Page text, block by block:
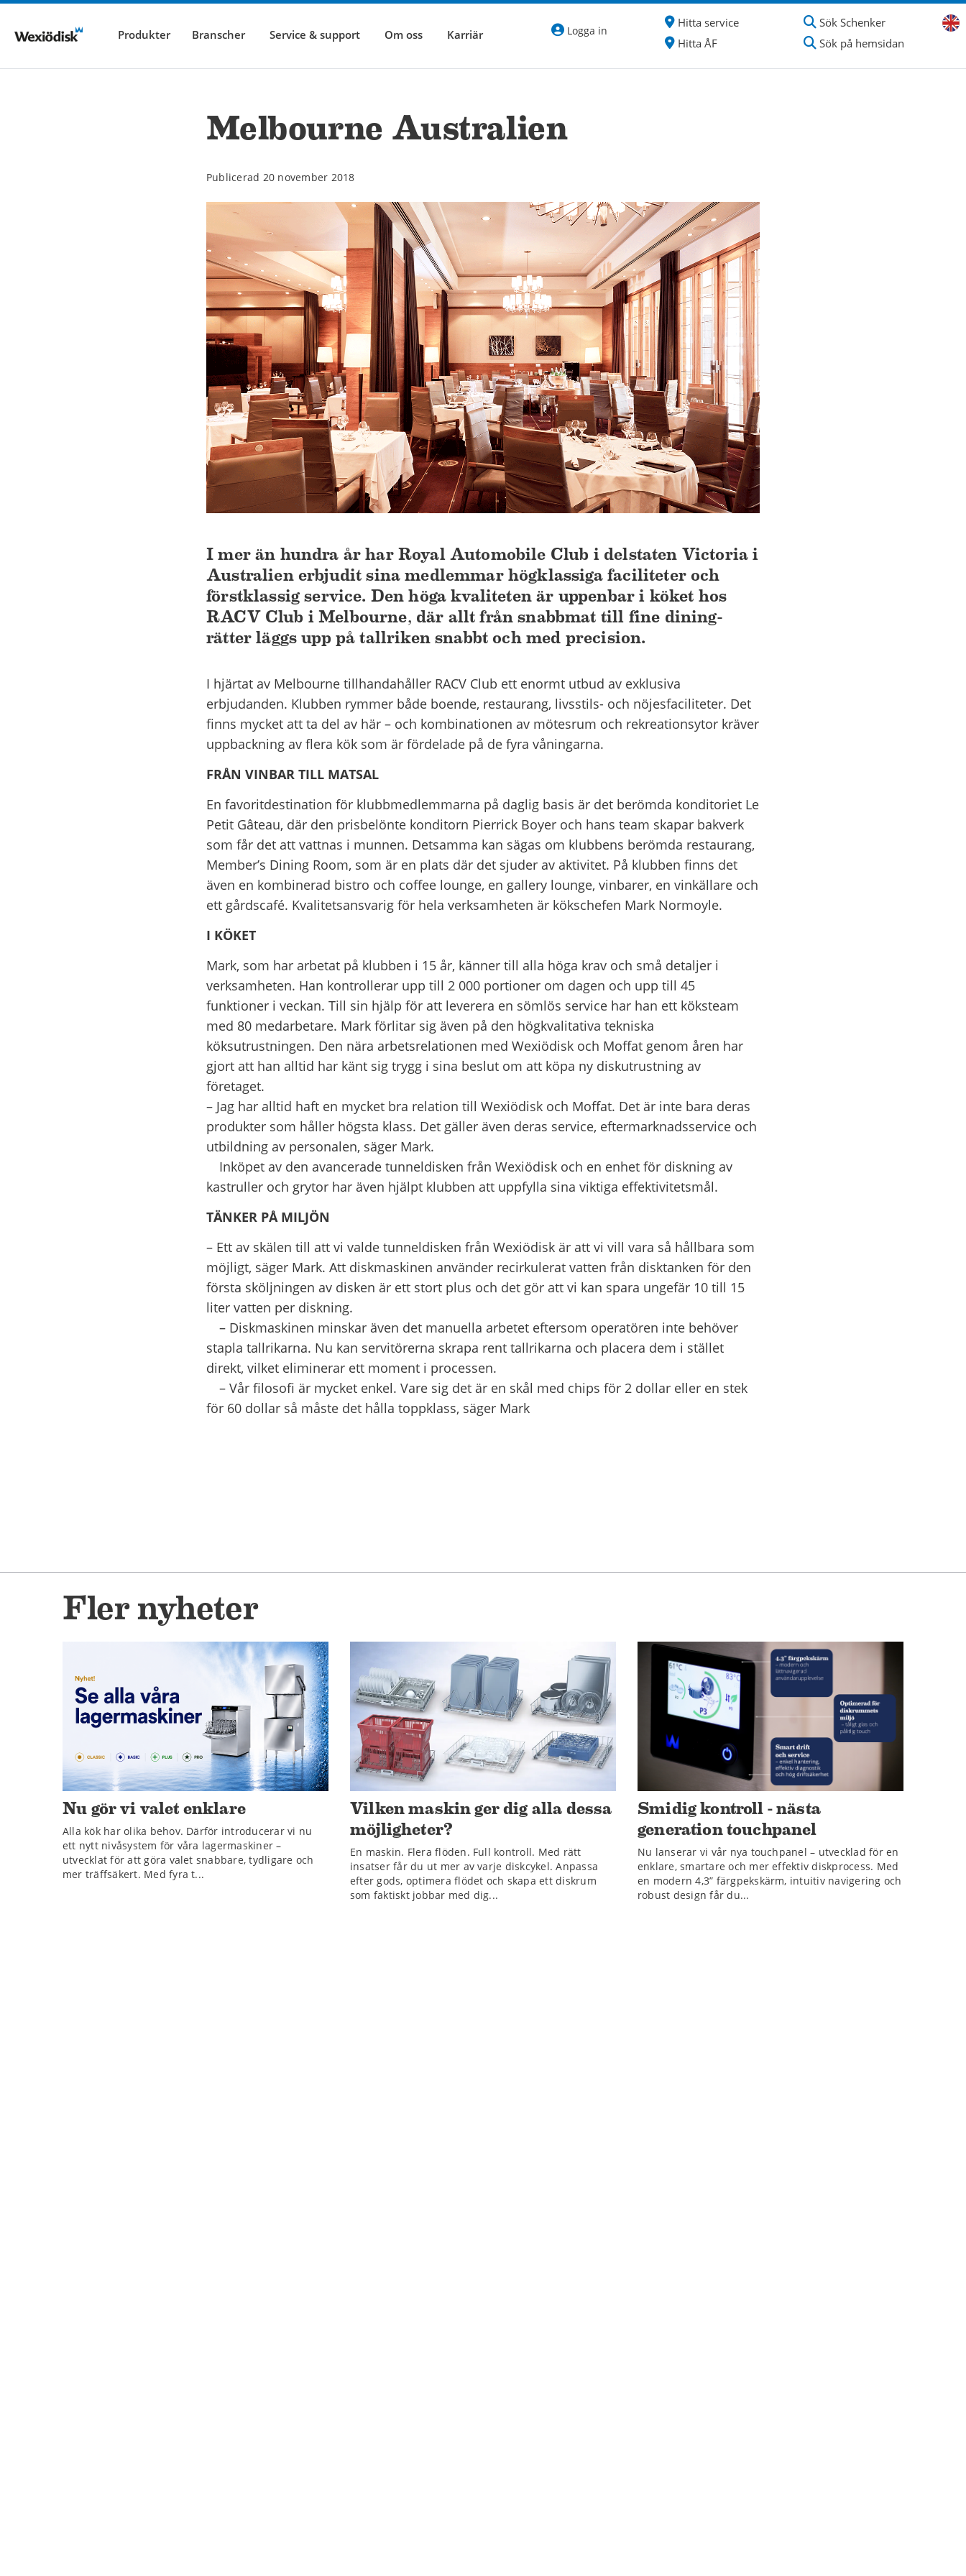
Produkter Branscher Service & support Om oss Karriär Logga in
Hitta service
Hitta ÅF
Sök Schenker
Sök på hemsidan
Melbourne Australien
Publicerad 20 november 2018
I mer än hundra år har Royal Automobile Club i delstaten Victoria i
Australien erbjudit sina medlemmar högklassiga faciliteter och
förstklassig service. Den höga kvaliteten är uppenbar i köket hos
RACV Club i Melbourne, där allt från snabbmat till fine dining-
rätter läggs upp på tallriken snabbt och med precision.
I hjärtat av Melbourne tillhandahåller RACV Club ett enormt utbud av exklusiva
erbjudanden. Klubben rymmer både boende, restaurang, livsstils- och nöjesfaciliteter. Det
finns mycket att ta del av här – och kombinationen av mötesrum och rekreationsytor kräver
uppbackning av flera kök som är fördelade på de fyra våningarna.
FRÅN VINBAR TILL MATSAL
En favoritdestination för klubbmedlemmarna på daglig basis är det berömda konditoriet Le
Petit Gâteau, där den prisbelönte konditorn Pierrick Boyer och hans team skapar bakverk
som får det att vattnas i munnen. Detsamma kan sägas om klubbens berömda restaurang,
Member’s Dining Room, som är en plats där det sjuder av aktivitet. På klubben finns det
även en kombinerad bistro och coffee lounge, en gallery lounge, vinbarer, en vinkällare och
ett gårdscafé. Kvalitetsansvarig för hela verksamheten är kökschefen Mark Normoyle.
I KÖKET
Mark, som har arbetat på klubben i 15 år, känner till alla höga krav och små detaljer i
verksamheten. Han kontrollerar upp till 2 000 portioner om dagen och upp till 45
funktioner i veckan. Till sin hjälp för att leverera en sömlös service har han ett köksteam
med 80 medarbetare. Mark förlitar sig även på den högkvalitativa tekniska
köksutrustningen. Den nära arbetsrelationen med Wexiödisk och Moffat genom åren har
gjort att han alltid har känt sig trygg i sina beslut om att köpa ny diskutrustning av
företaget.
– Jag har alltid haft en mycket bra relation till Wexiödisk och Moffat. Det är inte bara deras
produkter som håller högsta klass. Det gäller även deras service, eftermarknadsservice och
utbildning av personalen, säger Mark.
Inköpet av den avancerade tunneldisken från Wexiödisk och en enhet för diskning av
kastruller och grytor har även hjälpt klubben att uppfylla sina viktiga effektivitetsmål.
TÄNKER PÅ MILJÖN
– Ett av skälen till att vi valde tunneldisken från Wexiödisk är att vi vill vara så hållbara som
möjligt, säger Mark. Att diskmaskinen använder recirkulerat vatten från disktanken för den
första sköljningen av disken är ett stort plus och det gör att vi kan spara ungefär 10 till 15
liter vatten per diskning.
– Diskmaskinen minskar även det manuella arbetet eftersom operatören inte behöver
stapla tallrikarna. Nu kan servitörerna skrapa rent tallrikarna och placera dem i stället
direkt, vilket eliminerar ett moment i processen.
– Vår filosofi är mycket enkel. Vare sig det är en skål med chips för 2 dollar eller en stek
för 60 dollar så måste det hålla toppklass, säger Mark
Fler nyheter
Nu gör vi valet enklare
Alla kök har olika behov. Därför introducerar vi nu
ett nytt nivåsystem för våra lagermaskiner –
utvecklat för att göra valet snabbare, tydligare och
mer träffsäkert. Med fyra t...
Vilken maskin ger dig alla dessa
möjligheter?
En maskin. Flera flöden. Full kontroll. Med rätt
insatser får du ut mer av varje diskcykel. Anpassa
efter gods, optimera flödet och skapa ett diskrum
som faktiskt jobbar med dig...
Smidig kontroll - nästa
generation touchpanel
Nu lanserar vi vår nya touchpanel – utvecklad för en
enklare, smartare och mer effektiv diskprocess. Med
en modern 4,3” färgpekskärm, intuitiv navigering och
robust design får du...